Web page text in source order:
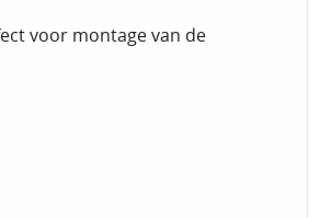
voor montage van de